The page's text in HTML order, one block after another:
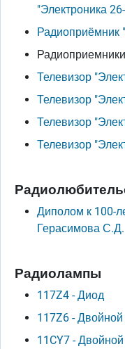
"Электроника
Радиоприёмник
Радиоприемники
Телевизор
Телевизор
Телевизор
Телевизор
Диполом к 100-
Герасимова С.Д.
Радиолампы
117Z4 - Диод
117Z6 -
11CY7 -